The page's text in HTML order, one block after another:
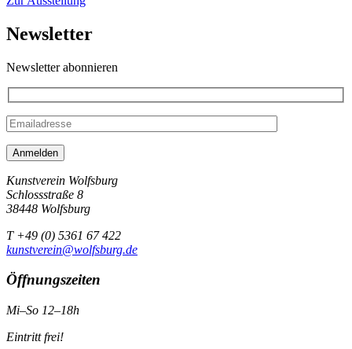
Newsletter
Newsletter abonnieren
Kunstverein Wolfsburg
Schlossstraße 8
38448 Wolfsburg
T +49 (0) 5361 67 422
kunstverein@wolfsburg.de
Öffnungszeiten
Mi–So 12–18h
Eintritt frei!